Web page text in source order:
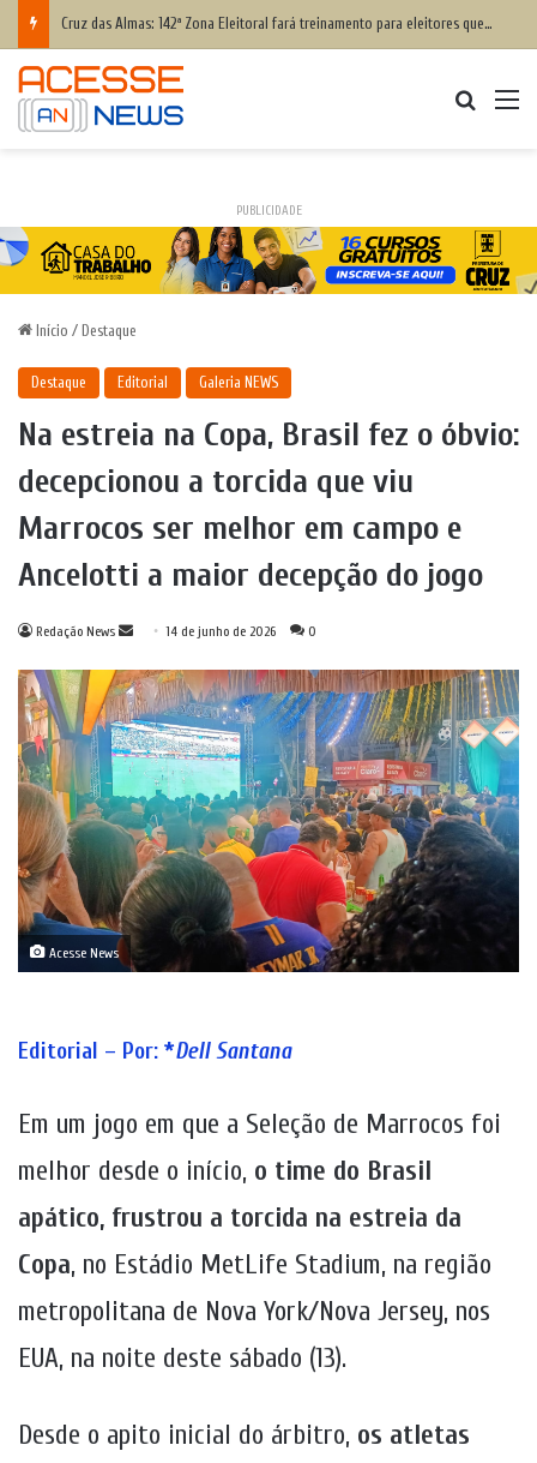
Defesa Civil Nacional alerta população para chegada do ciclone bomba ‘ventos superiores a 100 km/h’
PUBLICIDADE
Início / Destaque
Destaque Editorial Galeria NEWS
Na estreia na Copa, Brasil fez o óbvio:
decepcionou a torcida que viu
Marrocos ser melhor em campo e
Ancelotti a maior decepção do jogo
Redação News
Mande
e-
mail
14 de junho de 2026 0
Acesse News
Editorial – Por: *Dell Santana
Em um jogo em que a Seleção de Marrocos foi
melhor desde o início, o time do Brasil
apático, frustrou a torcida na estreia da
Copa, no Estádio MetLife Stadium, na região
metropolitana de Nova York/Nova Jersey, nos
EUA, na noite deste sábado (13).
Desde o apito inicial do árbitro, os atletas